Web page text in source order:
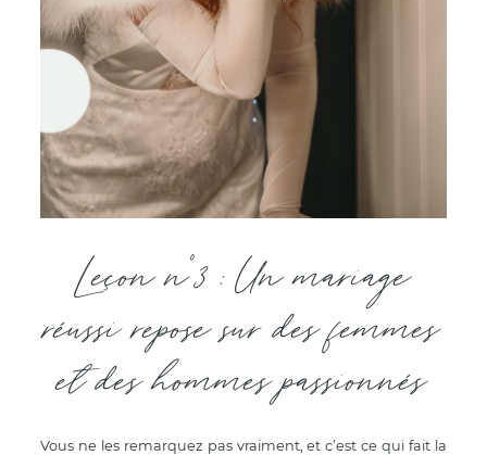
Leçon n°3 : Un mariage
réussi repose sur des femmes
et des hommes passionnés
Vous ne les remarquez pas vraiment, et c’est ce qui fait la